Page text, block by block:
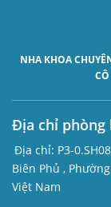
NHA KHOA
Địa chỉ phòng
Địa chỉ: P3-
Biên Phủ ,
Việt Nam